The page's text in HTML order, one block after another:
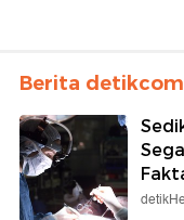
Berita